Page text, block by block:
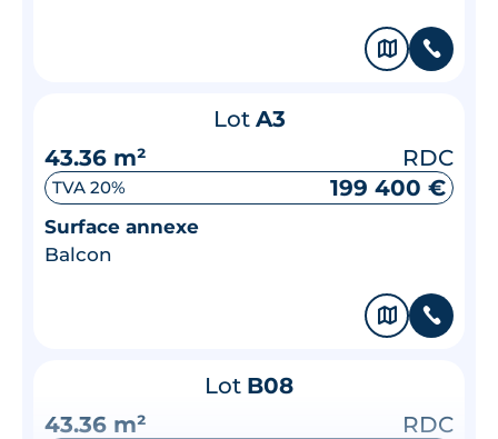
🗞 📞
Lot A3
43.36 m²
RDC
TVA 20% 199 400 €
Surface annexe
Balcon
🗞 📞
Lot B08
43.36 m²
RDC